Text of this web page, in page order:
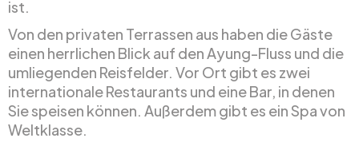
ist.
Von den privaten Terrassen aus haben die Gäste
einen herrlichen Blick auf den Ayung-Fluss und die
umliegenden Reisfelder. Vor Ort gibt es zwei
internationale Restaurants und eine Bar, in denen
Sie speisen können. Außerdem gibt es ein Spa von
Weltklasse.